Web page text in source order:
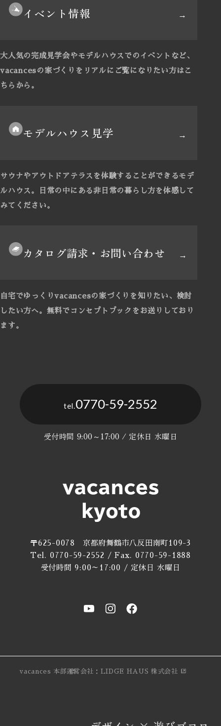
イベント情報
大人気の完成見学会やモデルハウスでのイベントなど、
vacancesの家づくりをリアルにご覧になりたい方はこ
ちらから。
モデルハウス見学
サウナやアウトドアテラスを体験することができるモデ
ルハウス。
日常の中にある非日常の暮らし方を体感して
みてください。
カタログ請求・お問い合わせ
自宅でゆっくりvacancesの家づくりを知りたい、検討
したい方へ。 無料でコンセプトブックをお送りしており
ます。
tel.0770-59-2552
受付時間 9:00～17:00 / 定休日 水曜日
〒625-0078 京都府舞鶴市八反田南町109-3
Tel. 0770-59-2552 / Fax. 0770-59-1888
受付時間 9:00～17:00 / 定休日 水曜日
vacances 本部運営会社：LIDGE HAUS 株式会社